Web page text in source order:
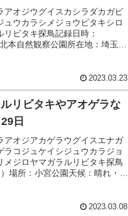
アオジウグイスカシラダカガビ
ウカラシメジョウビタキシロ
ビタキ探鳥記録日時：
本自然観察公園所在地：埼玉県
2023.03.23
リビタキやアオゲラな
日
アオジアカゲラウグイスエナガ
コジュケイシジュウカラジョ
メジロヤマガラルリビタキ探鳥
場所：小宮公園天候：晴れ・
2023.03.08